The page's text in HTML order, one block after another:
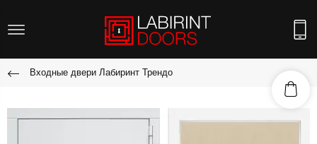
Входные двери Лабиринт Трендо